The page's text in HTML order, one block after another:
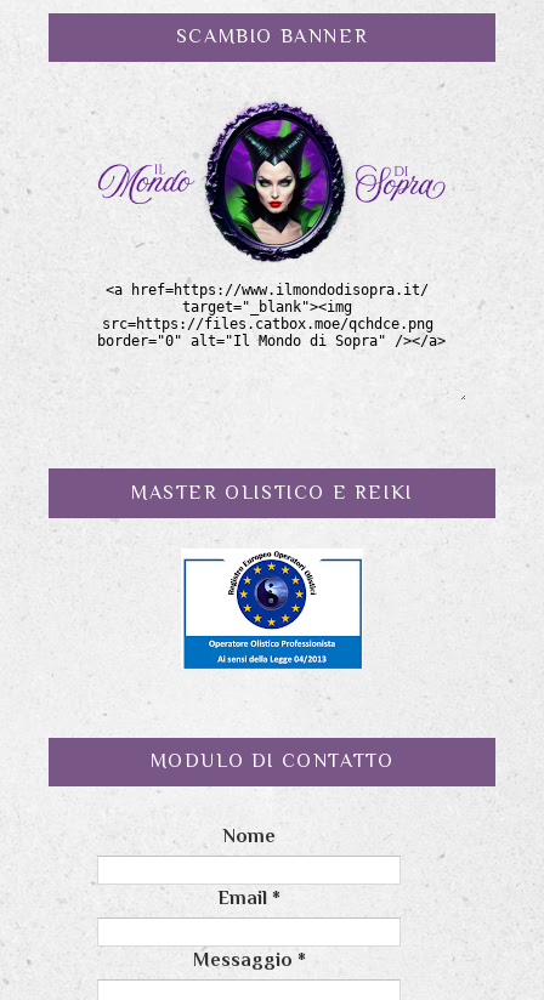
SCAMBIO BANNER
MASTER OLISTICO E REIKI
MODULO DI CONTATTO
Nome
Email*
Messaggio *